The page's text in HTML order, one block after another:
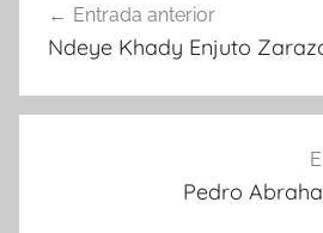
de
Entrada anterior
Ndeye Khady Enjuto
Pedro